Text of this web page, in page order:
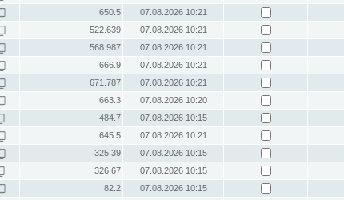
650.5
07.08.2026 10:21
522.639
07.08.2026 10:21
568.987
07.08.2026 10:21
666.9
07.08.2026 10:21
671.787
07.08.2026 10:21
663.3
07.08.2026 10:20
484.7
07.08.2026 10:15
645.5
07.08.2026 10:21
325.39
07.08.2026 10:15
326.67
07.08.2026 10:15
82.2
07.08.2026 10:15